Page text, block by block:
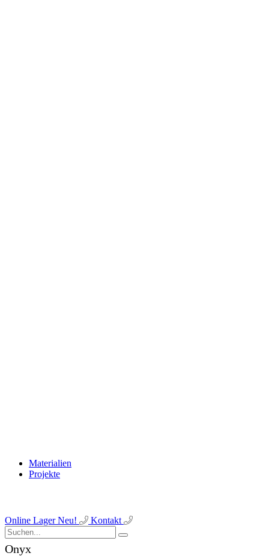
Materialien
Projekte
Online LagerNeu! Kontakt
Onyx